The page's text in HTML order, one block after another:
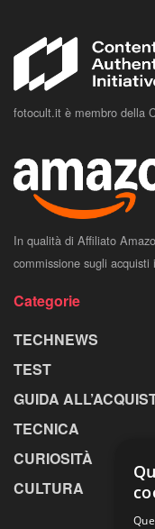
fotocult.it è membro della
In qualità di Affiliato
commissione sugli acquisti
Categorie
TECHNEWS
TEST
GUIDA
TECNICA
CURIOSITÀ
CULTURA